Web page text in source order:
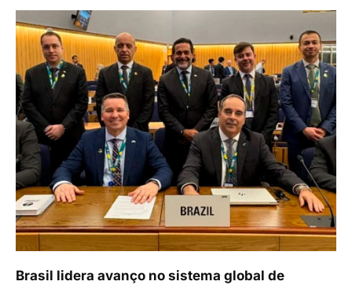
Brasil lidera avanço no sistema global de